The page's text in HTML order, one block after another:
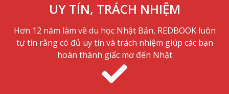
UY TÍN, TRÁCH NHIỆM
Hơn 12 năm làm về du học Nhật Bản, REDBOOK luôn
tự tin rằng có đủ uy tín và trách nhiệm giúp các bạn
hoàn thành giấc mơ đến Nhật